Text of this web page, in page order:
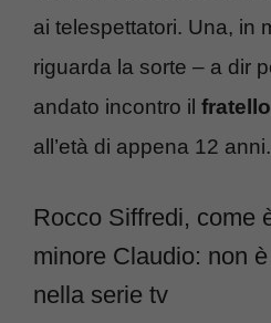
ai telespettatori. Una, in
riguarda la sorte – a dir
andato incontro il
all’età di appena 12 anni.
Rocco Siffredi, come
minore Claudio: non
nella serie tv